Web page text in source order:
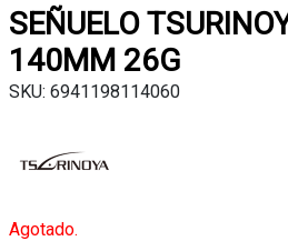
SEÑUELO
140MM 26G
SKU: 6941198114060
Agotado.